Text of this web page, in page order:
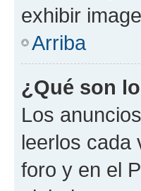
exhibir
Arriba
¿Qué son
Los
leerlos cada
foro y en el